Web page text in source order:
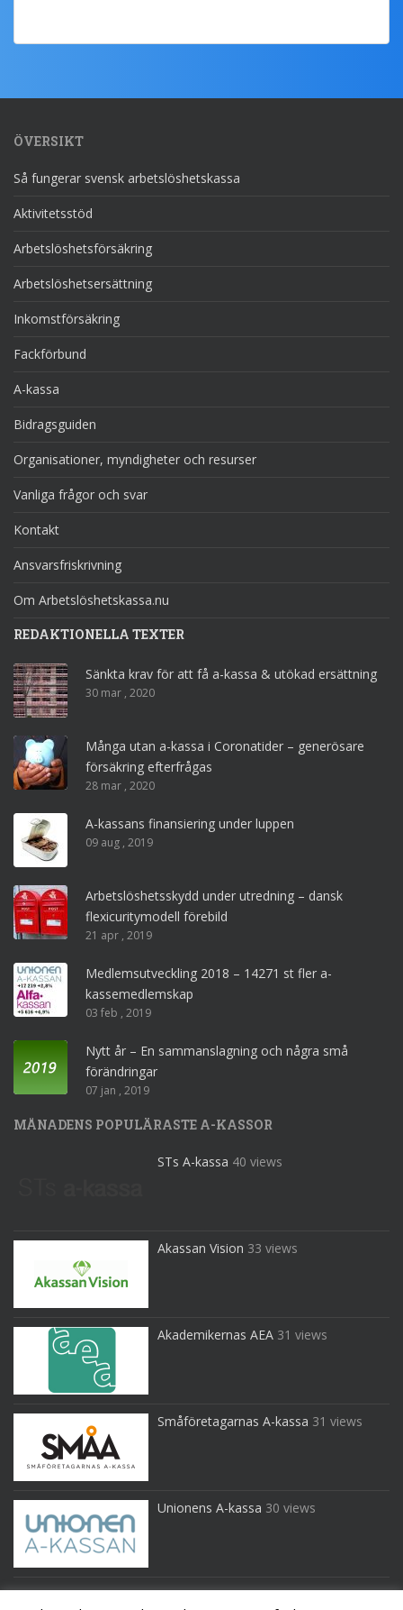
ÖVERSIKT
Så fungerar svensk arbetslöshetskassa
Aktivitetsstöd
Arbetslöshetsförsäkring
Arbetslöshetsersättning
Inkomstförsäkring
Fackförbund
A-kassa
Bidragsguiden
Organisationer, myndigheter och resurser
Vanliga frågor och svar
Kontakt
Ansvarsfriskrivning
Om Arbetslöshetskassa.nu
REDAKTIONELLA TEXTER
Sänkta krav för att få a-kassa & utökad ersättning
30 mar , 2020
Många utan a-kassa i Coronatider – generösare
försäkring efterfrågas
28 mar , 2020
A-kassans finansiering under luppen
09 aug , 2019
Arbetslöshetsskydd under utredning – dansk
flexicuritymodell förebild
21 apr , 2019
Medlemsutveckling 2018 – 14271 st fler a-
kassemedlemskap
03 feb , 2019
Nytt år – En sammanslagning och några små
förändringar
07 jan , 2019
MÅNADENS POPULÄRASTE A-KASSOR
STs A-kassa 40 views
Akassan Vision 33 views
Akademikernas AEA 31 views
Småföretagarnas A-kassa 31 views
Unionens A-kassa 30 views